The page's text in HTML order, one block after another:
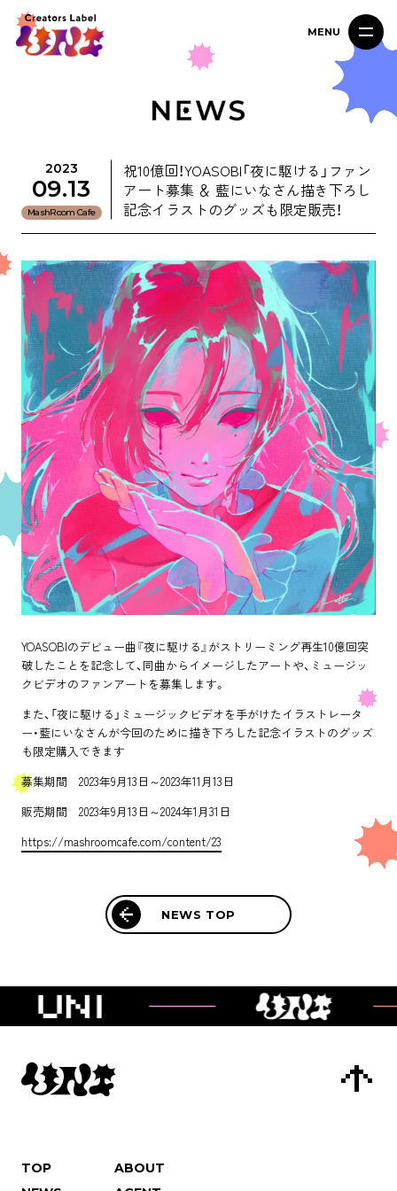
TOP
ABOUT
NEWS
AGENT
SUPPORT
CONTACT
MENU
2023
09.13
MashRoom Cafe
祝10億回！YOASOBI「夜に駆ける」ファン
アート募集 ＆ 藍にいなさん描き下ろし
記念イラストのグッズも限定販売！
YOASOBIのデビュー曲『夜に駆ける』がストリーミング再生10億回突
破したことを記念して、同曲からイメージしたアートや、ミュージッ
クビデオのファンアートを募集します。
また、「夜に駆ける」ミュージックビデオを手がけたイラストレータ
ー・藍にいなさんが今回のために描き下ろした記念イラストのグッズ
も限定購入できます
募集期間 2023年9月13日～2023年11月13日
販売期間 2023年9月13日～2024年1月31日
https://mashroomcafe.com/content/23
NEWS TOP
TOP
ABOUT